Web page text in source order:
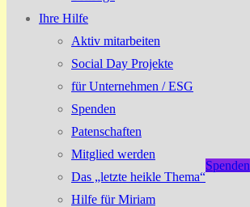
Ihre Hilfe
Aktiv mitarbeiten
Social Day Projekte
für Unternehmen / ESG
Spenden
Patenschaften
Mitglied werden
Das „letzte heikle Thema“
Hilfe für Miriam
Spenden